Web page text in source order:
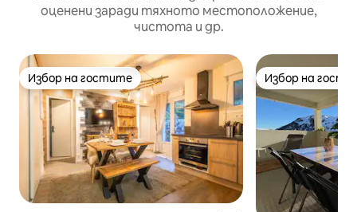
оценени заради тяхното местоположение,
чистота и др.
Избор на гостите
Избор на гостите Избор на
Избор на